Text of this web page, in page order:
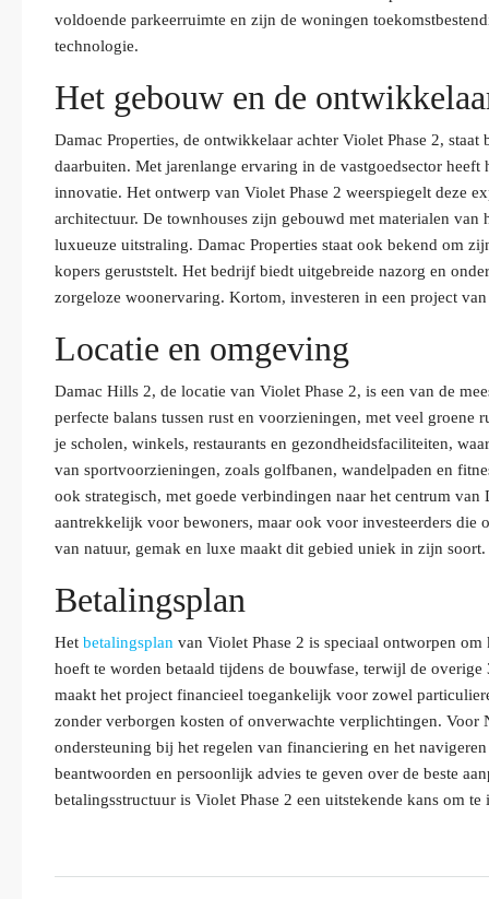
voldoende parkeerruimte en zijn de woningen
technologie.
Het gebouw en de
Damac Properties, de ontwikkelaar achter Violet Phase 2,
daarbuiten. Met jarenlange ervaring in de vastgoedsector
innovatie. Het ontwerp van Violet Phase 2 weerspiegelt deze
architectuur. De townhouses zijn gebouwd met materialen
luxueuze uitstraling. Damac Properties staat ook bekend om
kopers geruststelt. Het bedrijf biedt uitgebreide nazorg en
zorgeloze woonervaring. Kortom, investeren in een project
Locatie en omgeving
Damac Hills 2, de locatie van Violet Phase 2, is een van de
perfecte balans tussen rust en voorzieningen, met veel
je scholen, winkels, restaurants en gezondheidsfaciliteiten,
van sportvoorzieningen, zoals golfbanen, wandelpaden en
ook strategisch, met goede verbindingen naar het centrum
aantrekkelijk voor bewoners, maar ook voor investeerders
van natuur, gemak en luxe maakt dit gebied uniek in zijn soort.
Betalingsplan
Het betalingsplan van Violet Phase 2 is speciaal ontworpen
hoeft te worden betaald tijdens de bouwfase, terwijl de
maakt het project financieel toegankelijk voor zowel
zonder verborgen kosten of onverwachte verplichtingen. Voor
ondersteuning bij het regelen van financiering en het
beantwoorden en persoonlijk advies te geven over de beste
betalingsstructuur is Violet Phase 2 een uitstekende kans om